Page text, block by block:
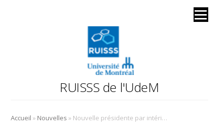
RUISSS de l'UdeM
Accueil » Nouvelles » Nouvelle présidente par intérim du RUISSS de l’UdeM